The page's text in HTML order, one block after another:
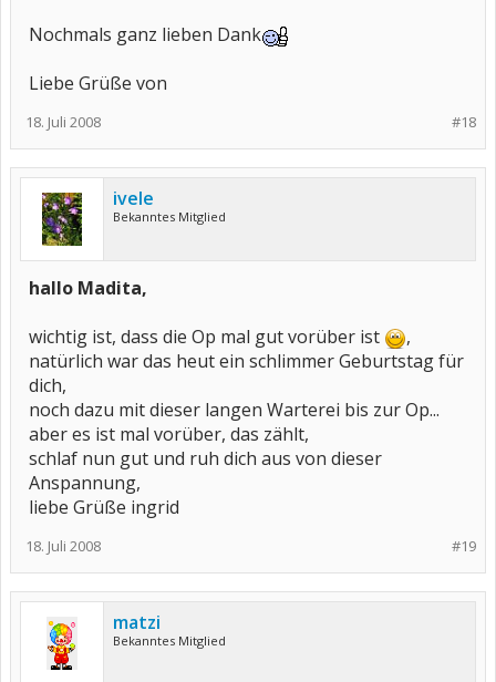
Nochmals ganz lieben Dank
Liebe Grüße von
#18
18. Juli 2008
ivele
Bekanntes Mitglied
hallo Madita,
wichtig ist, dass die Op mal gut vorüber ist
,
natürlich war das heut ein schlimmer Geburtstag für
dich,
noch dazu mit dieser langen Warterei bis zur Op...
aber es ist mal vorüber, das zählt,
schlaf nun gut und ruh dich aus von dieser
Anspannung,
liebe Grüße ingrid
#19
18. Juli 2008
matzi
Bekanntes Mitglied